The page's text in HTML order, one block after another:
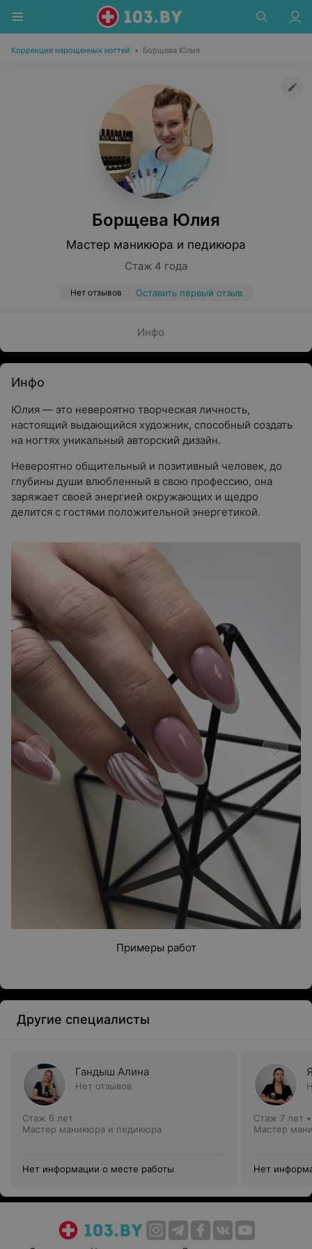
Коррекция нарощенных ногтей • Борщева Юлия
Борщева Юлия
Мастер маникюра и педикюра
Стаж 4 года
Нет отзывов Оставить первый отзыв
Инфо
Инфо
Юлия — это невероятно творческая личность,
настоящий выдающийся художник, способный создать
на ногтях уникальный авторский дизайн.
Невероятно общительный и позитивный человек, до
глубины души влюбленный в свою профессию, она
заряжает своей энергией окружающих и щедро
делится с гостями положительной энергетикой.
Примеры работ
Другие специалисты
Гандыш Алина
Нет отзывов
Стаж 6 лет
Мастер маникюра и педикюра
Нет информации о месте работы
Стаж 7 лет
Мастер
Нет